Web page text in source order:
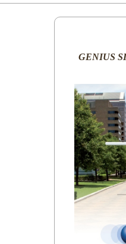
GENIUS